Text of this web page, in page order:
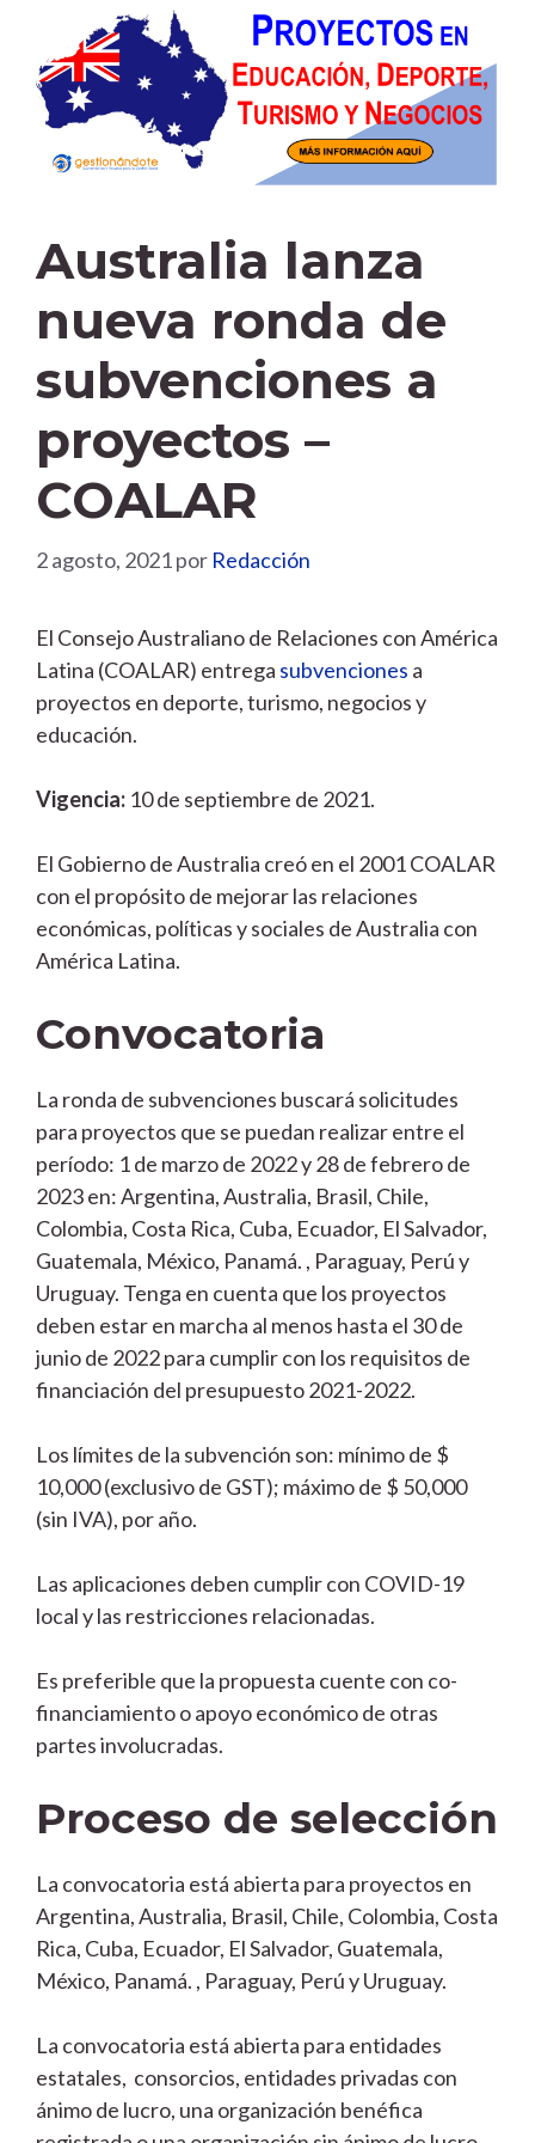
Australia lanza
nueva ronda de
subvenciones a
proyectos –
COALAR
2 agosto, 2021por Redacción
El Consejo Australiano de Relaciones con América
Latina (COALAR) entrega subvenciones a
proyectos en deporte, turismo, negocios y
educación.
Vigencia: 10 de septiembre de 2021.
El Gobierno de Australia creó en el 2001 COALAR
con el propósito de mejorar las relaciones
económicas, políticas y sociales de Australia con
América Latina.
Convocatoria
La ronda de subvenciones buscará solicitudes
para proyectos que se puedan realizar entre el
período: 1 de marzo de 2022 y 28 de febrero de
2023 en: Argentina, Australia, Brasil, Chile,
Colombia, Costa Rica, Cuba, Ecuador, El Salvador,
Guatemala, México, Panamá. , Paraguay, Perú y
Uruguay. Tenga en cuenta que los proyectos
deben estar en marcha al menos hasta el 30 de
junio de 2022 para cumplir con los requisitos de
financiación del presupuesto 2021-2022.
Los límites de la subvención son: mínimo de $
10,000 (exclusivo de GST); máximo de $ 50,000
(sin IVA), por año.
Las aplicaciones deben cumplir con COVID-19
local y las restricciones relacionadas.
Es preferible que la propuesta cuente con co-
financiamiento o apoyo económico de otras
partes involucradas.
Proceso de selección
La convocatoria está abierta para proyectos en
Argentina, Australia, Brasil, Chile, Colombia, Costa
Rica, Cuba, Ecuador, El Salvador, Guatemala,
México, Panamá. , Paraguay, Perú y Uruguay.
La convocatoria está abierta para entidades
estatales, consorcios, entidades privadas con
ánimo de lucro, una organización benéfica